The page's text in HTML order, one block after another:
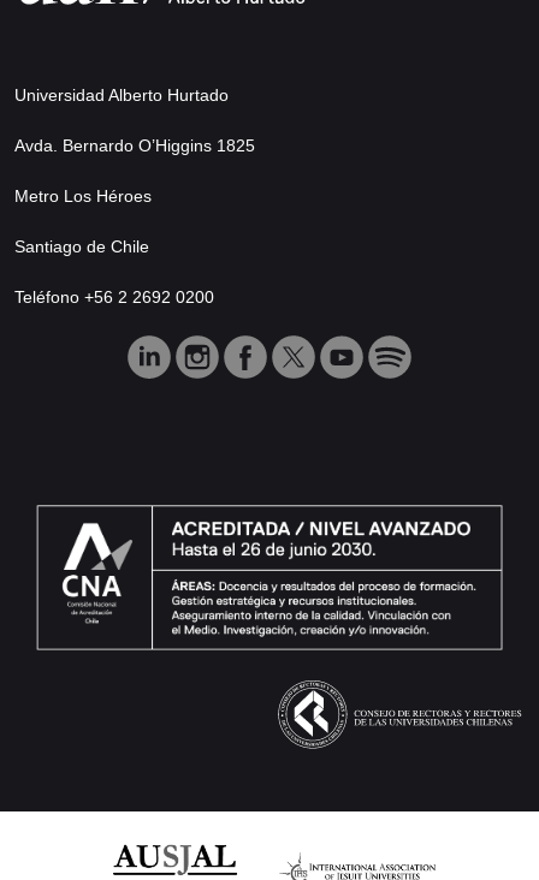
Universidad Alberto Hurtado
Avda. Bernardo O’Higgins 1825
Metro Los Héroes
Santiago de Chile
Teléfono +56 2 2692 0200